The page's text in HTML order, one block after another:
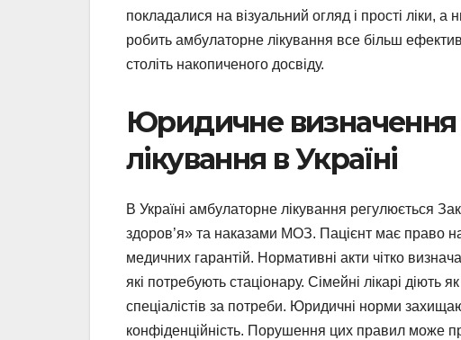
покладалися на візуальний огляд і прості ліки,
робить амбулаторне лікування все більш
століть накопиченого досвіду.
Юридичне визначення
лікування в Україні
В Україні амбулаторне лікування регулюється
здоров’я» та наказами МОЗ. Пацієнт має право
медичних гарантій. Нормативні акти чітко
які потребують стаціонару. Сімейні лікарі діють
спеціалістів за потреби. Юридичні норми
конфіденційність. Порушення цих правил може